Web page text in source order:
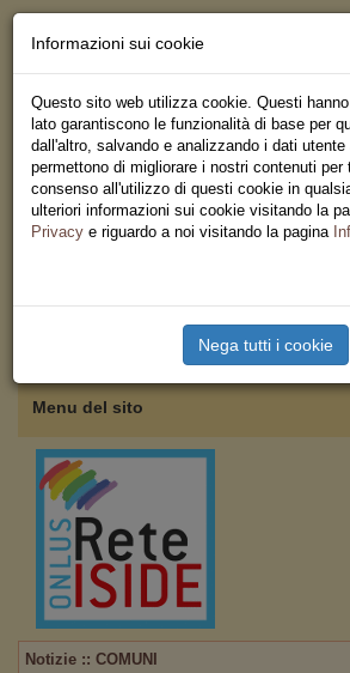
Federazione
Emilia
Menu del sito
Notizie :: COMUNI
Informazioni sui cookie
Questo sito web utilizza cookie. Questi
lato garantiscono le funzionalità di base per
dall'altro, salvando e analizzando i dati
permettono di migliorare i nostri contenuti
consenso all'utilizzo di questi cookie in
ulteriori informazioni sui cookie visitando la
Privacy e riguardo a noi visitando la pagina
Nega tutti i cookie